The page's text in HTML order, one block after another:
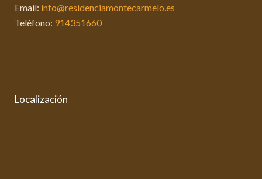
Email: info@residenciamontecarmelo.es
Teléfono: 914351660
Localización